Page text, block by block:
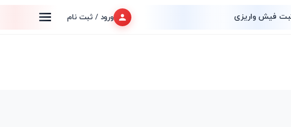
فیش واریزی ورود / ثبت نام